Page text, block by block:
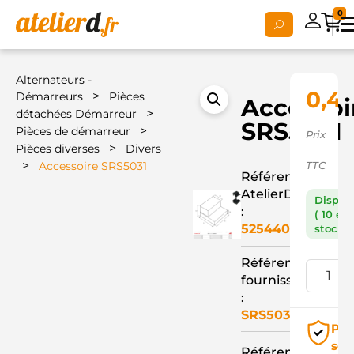
0
Alternateurs -
Démarreurs
>
Pièces
détachées Démarreur
>
Pièces de démarreur >
Pièces diverses > Divers
> Accessoire SRS5031
SRS5031
Référence
AtelierD
:
525440
Référence
fournisseur
:
SRS5031
Prix
TTC
( 10 en
stock )